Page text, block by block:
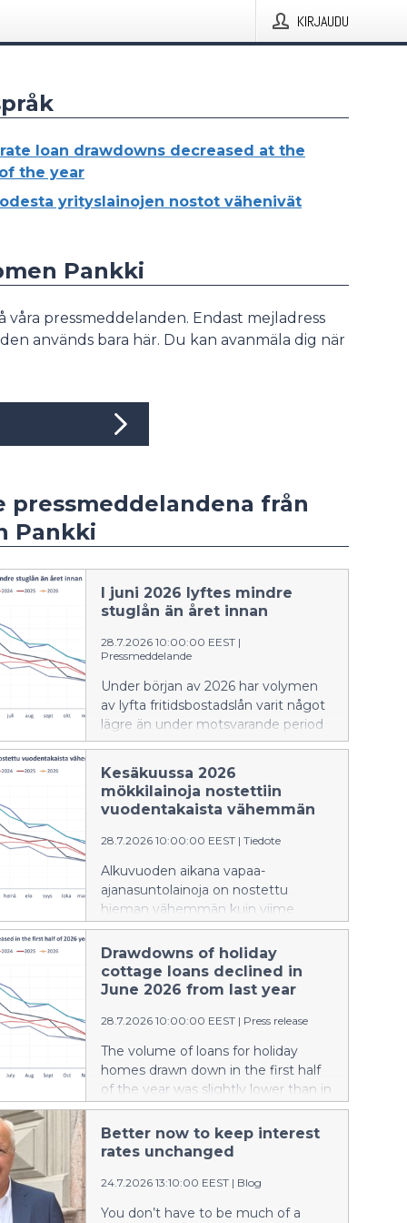
KIRJAUDU
loan drawdowns decreased at the
the year
yrityslainojen nostot vähenivät
Pankki
våra pressmeddelanden. Endast mejladress
används bara här. Du kan avanmäla dig när
pressmeddelandena från
Pankki
I juni 2026 lyftes mindre
stuglån än året innan
28.7.2026 10:00:00 EEST |
Pressmeddelande
Under början av 2026 har volymen
av lyfta fritidsbostadslån varit något
lägre än under motsvarande period
föregående år. Den genomsnittliga
högre än för ett år sedan. En större
andel av de nya stuglånen än
tidigare var bundna till tre eller sex
månaders Euribor.
Kesäkuussa 2026
mökkilainoja nostettiin
vuodentakaista vähemmän
28.7.2026 10:00:00 EEST | Tiedote
Alkuvuoden aikana vapaa-
ajanasuntolainoja on nostettu
hieman vähemmän kuin viime
vuonna vastaavana aikana. Uusien
mökkilainojen keskikorko oli
kesäkuussa korkeampi kuin vuosi
sitten. Aiempaa suurempi osa
kuukauden euriborkorkoon.
Drawdowns of holiday
cottage loans declined in
June 2026 from last year
28.7.2026 10:00:00 EEST | Press release
The volume of loans for holiday
homes drawn down in the first half
of the year was slightly lower than in
the corresponding period last year.
The average interest rate on new
holiday cottage loans was higher in
share of new holiday cottage loans
than previously was linked to the 3-
Better now to keep interest
rates unchanged
24.7.2026 13:10:00 EEST | Blog
You don’t have to be much of a